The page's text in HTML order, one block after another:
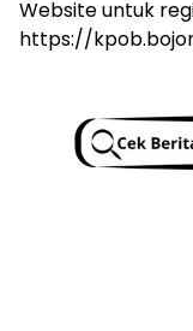
Website untuk
https://